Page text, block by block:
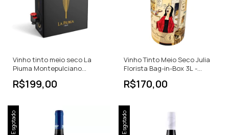
Vinho tinto meio seco La
Piuma Montepulciano
R$199,00
Vinho Tinto Meio Seco Julia
Florista Bag-in-Box 3L -
R$170,00
Esgotado Esgotado